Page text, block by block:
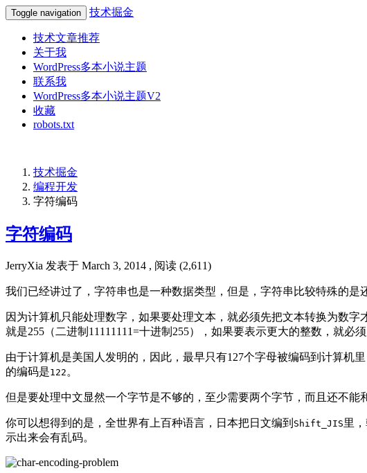
Toggle navigation 技术掘金
技术文章推荐
关于我
WordPress多本小说主题
联系我
WordPress多本小说主题V2
收藏
robots.txt
技术掘金
编程开发
字符编码
字符编码
JerryXia 发表于 March 3, 2014 , 阅读 (2,611)
我们已经讲过了，字符串也是一种数据类型，但是，字符串比较特殊的是
因为计算机只能处理数字，如果要处理文本，就必须先把文本转换为数
就是255（二进制11111111=十进制255），如果要表示更大的整数，就
由于计算机是美国人发明的，因此，最早只有127个字母被编码到计算机
的编码是122 。
但是要处理中文显然一个字节是不够的，至少需要两个字节，而且还不能
你可以想得到的是，全世界有上百种语言，日本把日文编到 Shift_JIS里
示出来会有乱码。